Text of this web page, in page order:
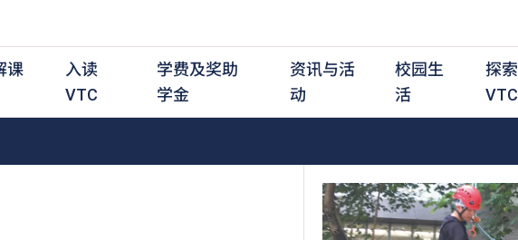
课
入读
VTC
学费及奖助
学金
资讯与活
动
校园生
活
探索
VTC